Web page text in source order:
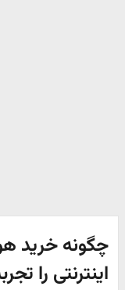
چگونه خرید
اینترنتی را